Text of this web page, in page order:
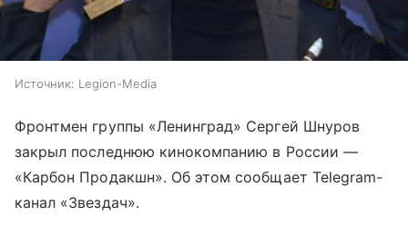
Источник: Legion-Media
Фронтмен группы «Ленинград» Сергей Шнуров
закрыл последнюю кинокомпанию в России —
«Карбон Продакшн». Об этом сообщает Telegram-
канал «Звездач».